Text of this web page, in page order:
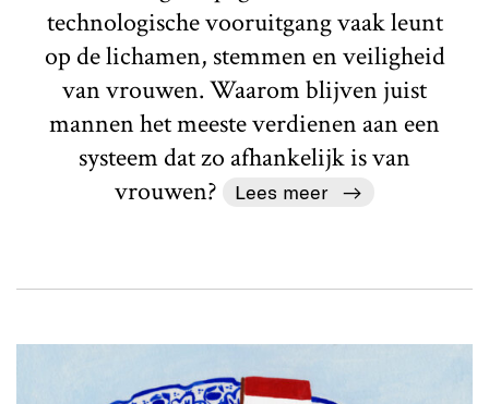
technologische vooruitgang vaak leunt
op de lichamen, stemmen en veiligheid
van vrouwen. Waarom blijven juist
mannen het meeste verdienen aan een
systeem dat zo afhankelijk is van
vrouwen?
Lees meer